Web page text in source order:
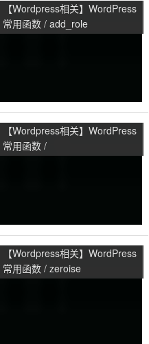
【Wordpress相关】WordPress
常用函数 / add_role
【Wordpress相关】WordPress
常用函数 /
【Wordpress相关】WordPress
常用函数 / zeroise